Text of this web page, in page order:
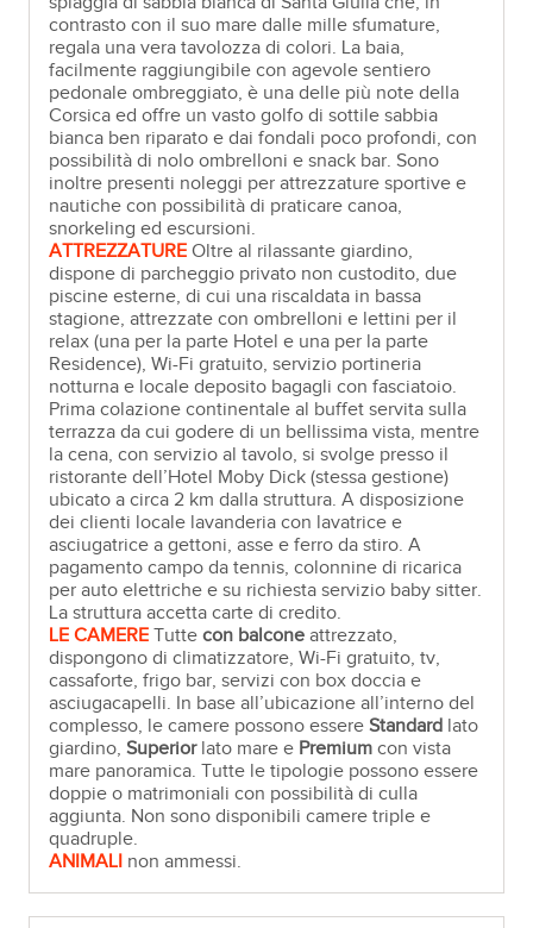
contrasto con il suo mare dalle mille sfumature,
regala una vera tavolozza di colori. La baia,
facilmente raggiungibile con agevole sentiero
pedonale ombreggiato, è una delle più note della
Corsica ed offre un vasto golfo di sottile sabbia
bianca ben riparato e dai fondali poco profondi, con
possibilità di nolo ombrelloni e snack bar. Sono
inoltre presenti noleggi per attrezzature sportive e
nautiche con possibilità di praticare canoa,
snorkeling ed escursioni.
ATTREZZATURE Oltre al rilassante giardino,
dispone di parcheggio privato non custodito, due
piscine esterne, di cui una riscaldata in bassa
stagione, attrezzate con ombrelloni e lettini per il
relax (una per la parte Hotel e una per la parte
Residence), Wi-Fi gratuito, servizio portineria
notturna e locale deposito bagagli con fasciatoio.
Prima colazione continentale al buffet servita sulla
terrazza da cui godere di un bellissima vista, mentre
la cena, con servizio al tavolo, si svolge presso il
ristorante dell’Hotel Moby Dick (stessa gestione)
ubicato a circa 2 km dalla struttura. A disposizione
dei clienti locale lavanderia con lavatrice e
asciugatrice a gettoni, asse e ferro da stiro. A
pagamento campo da tennis, colonnine di ricarica
per auto elettriche e su richiesta servizio baby sitter.
La struttura accetta carte di credito.
LE CAMERE Tuttecon balcone attrezzato,
dispongono di climatizzatore, Wi-Fi gratuito, tv,
cassaforte, frigo bar, servizi con box doccia e
asciugacapelli. In base all’ubicazione all’interno del
complesso, le camere possono essereStandard lato
giardino,Superiorlato mare e Premiumcon vista
mare panoramica. Tutte le tipologie possono essere
doppie o matrimoniali con possibilità di culla
aggiunta. Non sono disponibili camere triple e
quadruple.
ANIMALI non ammessi.